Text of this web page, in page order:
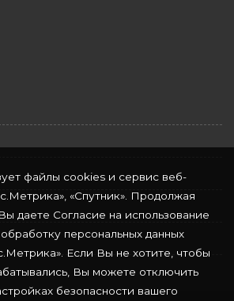
файлы cookies и сервис веб-
«Спутник». Продолжая
даете Согласие на использование
персональных данных
Если Вы не хотите, чтобы
Вы можете отключить
безопасности вашего